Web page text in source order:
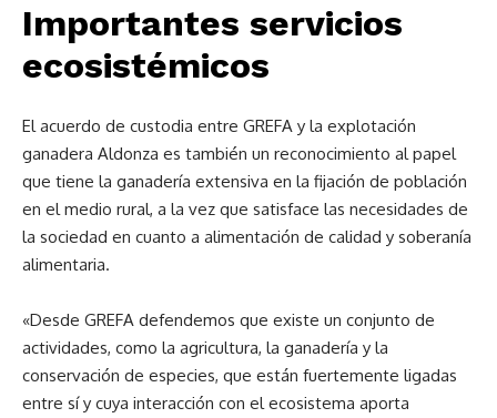
Importantes servicios
ecosistémicos
El acuerdo de custodia entre GREFA y la explotación
ganadera Aldonza es también un reconocimiento al papel
que tiene la ganadería extensiva en la fijación de población
en el medio rural, a la vez que satisface las necesidades de
la sociedad en cuanto a alimentación de calidad y soberanía
alimentaria.
«Desde GREFA defendemos que existe un conjunto de
actividades, como la agricultura, la ganadería y la
conservación de especies, que están fuertemente ligadas
entre sí y cuya interacción con el ecosistema aporta